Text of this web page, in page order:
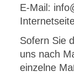
E-Mail:
Sofern Sie
uns nach
einzelne